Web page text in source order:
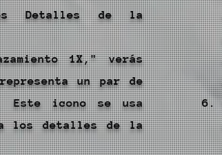
Detalles de la
1X," verás
un par de
Este icono se usa
a los detalles de la